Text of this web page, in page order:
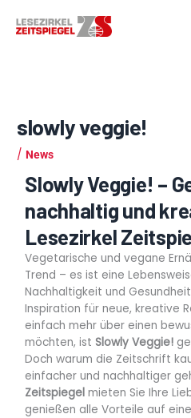
Inhalt
slowly veggie!
/News
Slowly Veggie! –
nachhaltig und
Lesezirkel
Vegetarische und vegane
Trend – es ist eine
Nachhaltigkeit und
Inspiration für neue, kreative
einfach mehr über einen
möchten, istSlowly Veggie!
Doch warum die Zeitschrift
einfacher und nachhaltiger
Zeitspiegel mieten Sie Ihre
genießen alle Vorteile auf